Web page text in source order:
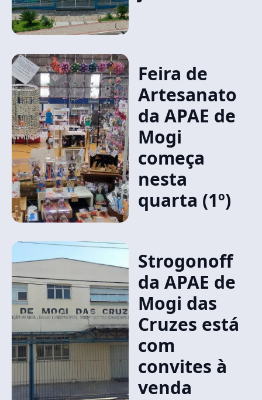
Feira de
Artesanato
da APAE de
Mogi
começa
nesta
quarta (1º)
Strogonoff
da APAE de
Mogi das
Cruzes está
com
convites à
venda